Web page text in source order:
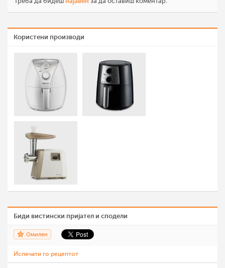
Користени производи
Биди вистински пријател и сподели
Омилен
Испечати го рецептот